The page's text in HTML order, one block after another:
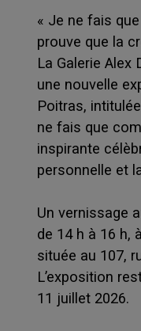
« Je ne fais
prouve que la
La Galerie
une nouvelle
Poitras,
ne fais que
inspirante
personnelle et
Un vernissage
de 14 h à 16 h,
située au 107,
L’exposition
11 juillet 2026.